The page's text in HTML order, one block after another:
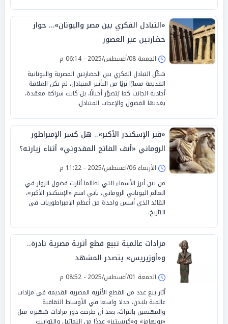
«التبادل الفكري بين مصر واليونان»… حوار
حضارتين عبر العصور
الجمعة 08/أغسطس/2025 - 06:14 م
شكّل التبادل الفكري بين الحضارتين المصرية واليونانية
القديمة مسارًا ثريًا من التأثير المتبادل، لم تكن العلاقة
أحادية الجانب كما يُتصوَّر أحيانًا، بل كانت شراكة معقدة،
يغذيها الفضول والإعجاب المتبادل.
«قبر الإسكندر الأكبر».. هل كسر الإمبراطور
الروماني «أنف الفاتح المقدوني» أثناء زيارته؟
الأربعاء 06/أغسطس/2025 - 11:22 م
من بين أبرز الأسماء التي لطالما أثارت فضول الزوار في
العالم اليوناني الروماني، يأتي اسم «الإسكندر الأكبر»،
القائد الذي أسس واحدة من أعظم الإمبراطوريات في
التاريخ.
مزادات عالمية تبيع قطع أثرية مصرية نادرة..
و«أوزيريس» يتصدر المشهد
الجمعة 01/أغسطس/2025 - 08:52 م
أثار بيع عدد من القطع الأثرية المصرية القديمة في مزادات
عالمية بلندن، جدلا واسعا في الأوساط الثقافية
والمهتمين بالتراث، بعد أن طرحت دور مزادات شهيرة مثل
«بونهامز» و«كريستيز» عددًا من التماثيل والتوابيت